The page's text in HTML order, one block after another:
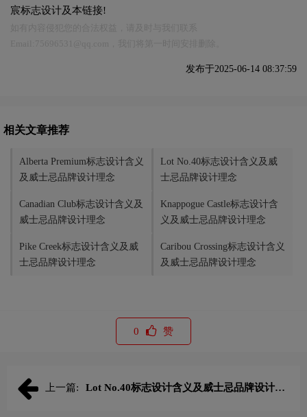
宸标志设计及本链接!
发布于2025-06-14 08:37:59
相关文章推荐
Alberta Premium标志设计含义
及威士忌品牌设计理念
Lot No.40标志设计含义及威
士忌品牌设计理念
Canadian Club标志设计含义及
威士忌品牌设计理念
Knappogue Castle标志设计含
义及威士忌品牌设计理念
Pike Creek标志设计含义及威
士忌品牌设计理念
Caribou Crossing标志设计含义
及威士忌品牌设计理念
0 赞
上一篇:
Lot No.40标志设计含义及威士忌品牌设计理